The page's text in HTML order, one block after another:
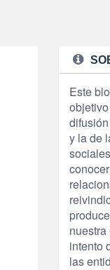
Este
y la de
intento
las